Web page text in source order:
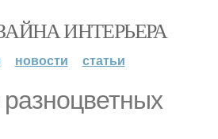
ИНТЕРЬЕРА
новости статьи